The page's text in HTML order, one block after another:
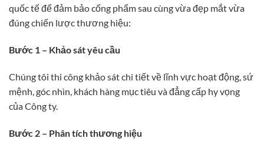
quốc tế để đảm bảo cống phẩm sau cùng vừa đẹp mắt vừa
đúng chiến lược thương hiệu:
Bước 1 – Khảo sát yêu cầu
Chúng tôi thi công khảo sát chi tiết về lĩnh vực hoạt động, sứ
mệnh, góc nhìn, khách hàng mục tiêu và đẳng cấp hy vọng
của Công ty.
Bước 2 – Phân tích thương hiệu